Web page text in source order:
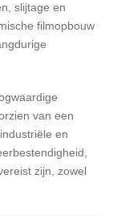
slijtage en
filmopbouw
van een
en
zijn, zowel